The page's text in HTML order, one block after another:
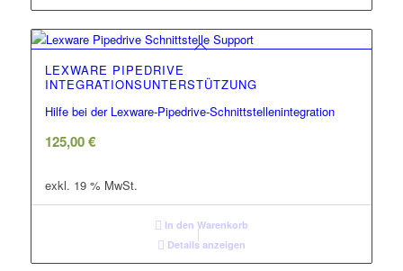
LEXWARE PIPEDRIVE
INTEGRATIONSUNTERSTÜTZUNG
Hilfe bei der Lexware-Pipedrive-Schnittstellenintegration
125,00€
exkl. 19 % MwSt.
In den Warenkorb
Details anzeigen